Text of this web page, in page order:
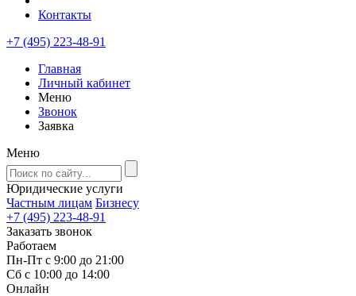
Контакты
+7 (495) 223-48-91
Главная
Личный кабинет
Меню
Звонок
Заявка
Меню
Юридические услуги
Частным лицам Бизнесу
+7 (495) 223-48-91
Заказать звонок
Работаем
Пн-Пт с 9:00 до 21:00
Сб с 10:00 до 14:00
Онлайн